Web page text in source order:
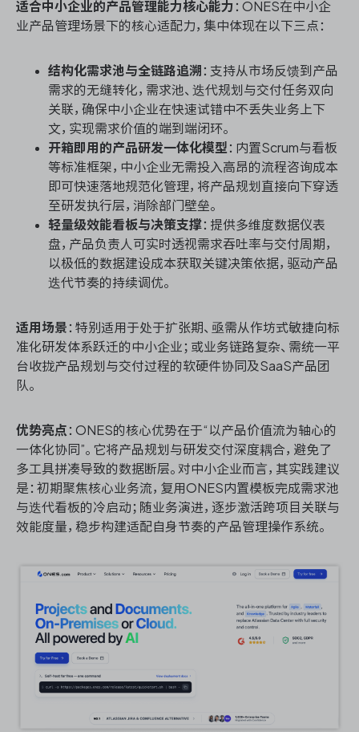
适合中小企业的产品管理能力核心能力 ：ONES在中小企
业产品管理场景下的核心适配力，集中体现在以下三点：
结构化需求池与全链路追溯 ：支持从市场反馈到产品
需求的无缝转化，需求池、迭代规划与交付任务双向
关联，确保中小企业在快速试错中不丢失业务上下
文，实现需求价值的端到端闭环。
开箱即用的产品研发一体化模型 ：内置Scrum与看板
等标准框架，中小企业无需投入高昂的流程咨询成本
即可快速落地规范化管理，将产品规划直接向下穿透
至研发执行层，消除部门壁垒。
轻量级效能看板与决策支撑：提供多维度数据仪表
盘，产品负责人可实时透视需求吞吐率与交付周期，
以极低的数据建设成本获取关键决策依据，驱动产品
迭代节奏的持续调优。
适用场景 ：特别适用于处于扩张期、亟需从作坊式敏捷向标
准化研发体系跃迁的中小企业；或业务链路复杂、需统一平
台收拢产品规划与交付过程的软硬件协同及SaaS产品团
队。
优势亮点 ：ONES的核心优势在于“以产品价值流为轴心的
一体化协同”。它将产品规划与研发交付深度耦合，避免了
多工具拼凑导致的数据断层。对中小企业而言，其实践建议
是：初期聚焦核心业务流，复用ONES内置模板完成需求池
与迭代看板的冷启动；随业务演进，逐步激活跨项目关联与
效能度量，稳步构建适配自身节奏的产品管理操作系统。